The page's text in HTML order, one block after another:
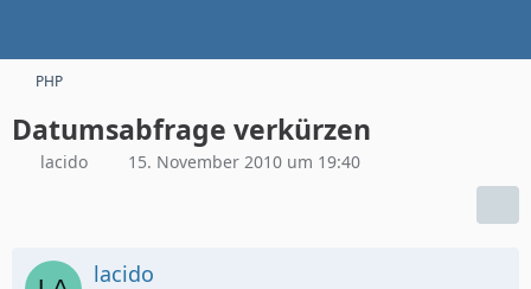
PHP
Datumsabfrage verkürzen
lacido 15. November 2010 um 19:40
lacido